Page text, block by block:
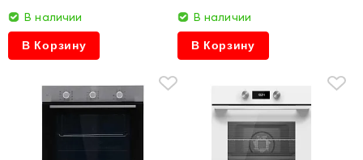
В наличии
В Корзину
В наличии
В Корзину